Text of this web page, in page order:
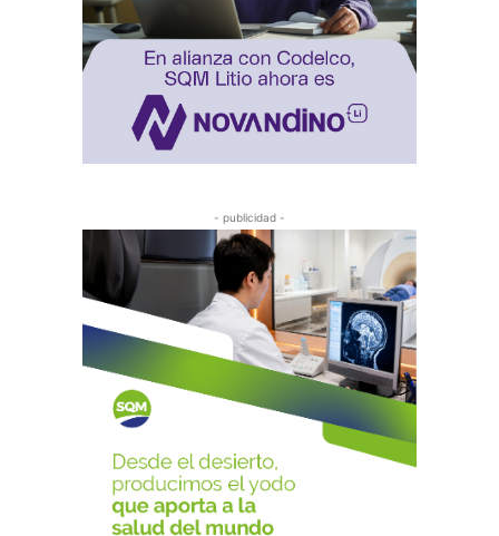
- publicidad -